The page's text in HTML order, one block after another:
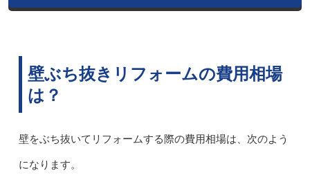
壁ぶち抜きリフォームの費用相場
は？
壁をぶち抜いてリフォームする際の費用相場は、次のよう
になります。